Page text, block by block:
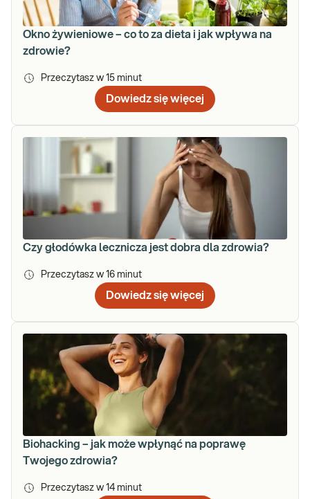
Okno żywieniowe – co to za dieta i jak wpływa na
zdrowie?
Przeczytasz w 15 minut
Dowiedz się więcej
Czy głodówka lecznicza jest dobra dla zdrowia?
Przeczytasz w 16 minut
Dowiedz się więcej
Biohacking – jak może wpłynąć na poprawę
Twojego zdrowia?
Przeczytasz w 14 minut